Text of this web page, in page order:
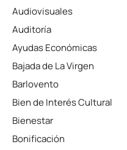
Audiovisuales
Auditoría
Ayudas Económicas
Bajada de La Virgen
Barlovento
Bien de Interés Cultural
Bienestar
Bonificación